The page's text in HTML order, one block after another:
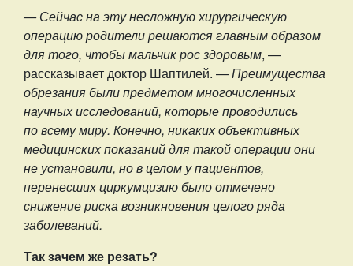
— Сейчас на эту несложную хирургическую
операцию родители решаются главным образом
для того, чтобы мальчик рос здоровым, —
рассказывает доктор Шаптилей. —Преимущества
обрезания были предметом многочисленных
научных исследований, которые проводились
по всему миру. Конечно, никаких объективных
медицинских показаний для такой операции они
не установили, но в целом у пациентов,
перенесших циркумцизию было отмечено
снижение риска возникновения целого ряда
заболеваний.
Так зачем же резать?